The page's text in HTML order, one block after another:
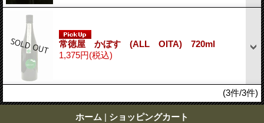
常徳屋 かぼす (ALL OITA) 720ml
1,375円(税込)
(3件/3件)
ホーム | ショッピングカート